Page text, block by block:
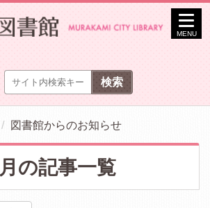
MENU
図書館からのお知らせ
の記事一覧